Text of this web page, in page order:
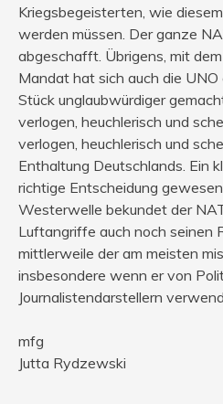
Kriegsbegeisterten, wie
werden müssen. Der ganze
abgeschafft. Übrigens, mit
Mandat hat sich auch die
Stück unglaubwürdiger
verlogen, heuchlerisch und
verlogen, heuchlerisch und
Enthaltung Deutschlands. Ein
richtige Entscheidung
Westerwelle bekundet der
Luftangriffe auch noch seinen
mittlerweile der am meisten
insbesondere wenn er von
Journalistendarstellern
mfg
Jutta Rydzewski